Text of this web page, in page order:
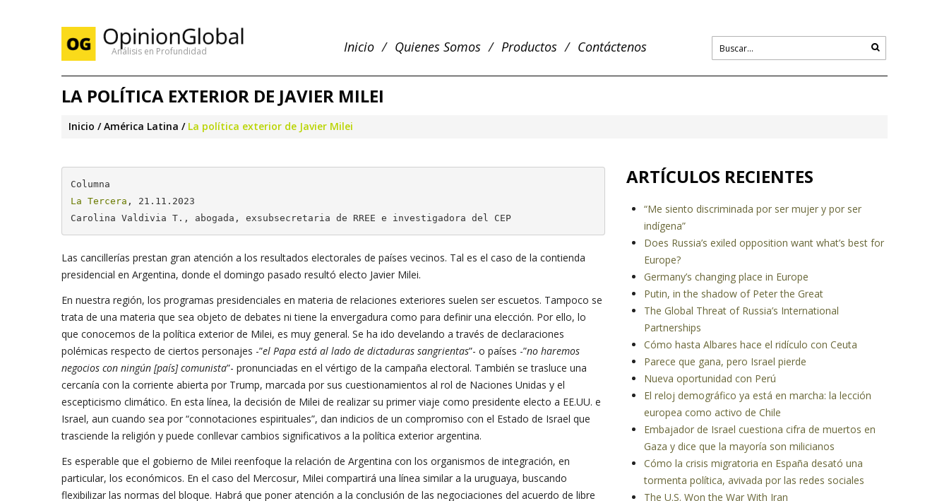
Análisis en Profundidad Inicio Quienes Somos Productos Contáctenos
LA POLÍTICA EXTERIOR DE JAVIER MILEI
Inicio América Latina La política exterior de Javier Milei
La Tercera , 21.11.2023
Carolina Valdivia T., abogada, exsubsecretaria de RREE e investigadora del CEP
Las cancillerías prestan gran atención a los resultados electorales de países vecinos. Tal es el caso de la contienda
presidencial en Argentina, donde el domingo pasado resultó electo Javier Milei.
En nuestra región, los programas presidenciales en materia de relaciones exteriores suelen ser escuetos. Tampoco se
trata de una materia que sea objeto de debates ni tiene la envergadura como para definir una elección. Por ello, lo
que conocemos de la política exterior de Milei, es muy general. Se ha ido develando a través de declaraciones
polémicas respecto de ciertos personajes -”el Papa está al lado de dictaduras sangrientas”- o países -”no haremos
negocios con ningún [país] comunista”- pronunciadas en el vértigo de la campaña electoral. También se trasluce una
cercanía con la corriente abierta por Trump, marcada por sus cuestionamientos al rol de Naciones Unidas y el
escepticismo climático. En esta línea, la decisión de Milei de realizar su primer viaje como presidente electo a EE.UU. e
Israel, aun cuando sea por “connotaciones espirituales”, dan indicios de un compromiso con el Estado de Israel que
trasciende la religión y puede conllevar cambios significativos a la política exterior argentina.
Es esperable que el gobierno de Milei reenfoque la relación de Argentina con los organismos de integración, en
particular, los económicos. En el caso del Mercosur, Milei compartirá una línea similar a la uruguaya, buscando
flexibilizar las normas del bloque. Habrá que poner atención a la conclusión de las negociaciones del acuerdo de libre
ARTÍCULOS RECIENTES
“Me siento discriminada por ser mujer y por ser
indígena”
Does Russia’s exiled opposition want what’s best for
Europe?
Germany’s changing place in Europe
Putin, in the shadow of Peter the Great
The Global Threat of Russia’s International
Partnerships
Cómo hasta Albares hace el ridículo con Ceuta
Parece que gana, pero Israel pierde
Nueva oportunidad con Perú
El reloj demográfico ya está en marcha: la lección
europea como activo de Chile
Embajador de Israel cuestiona cifra de muertos en
Gaza y dice que la mayoría son milicianos
Cómo la crisis migratoria en España desató una
tormenta política, avivada por las redes sociales
The U.S. Won the War With Iran